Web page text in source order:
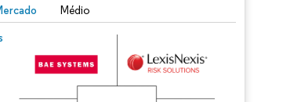
Médio
O reuso requer atribuição conforme CC BY 4.0.